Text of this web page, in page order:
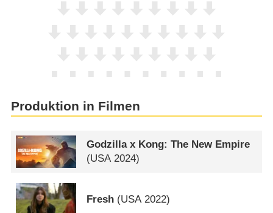
Produktion in Filmen
Godzilla x Kong: The New Empire
(USA2024)
Fresh (USA2022)